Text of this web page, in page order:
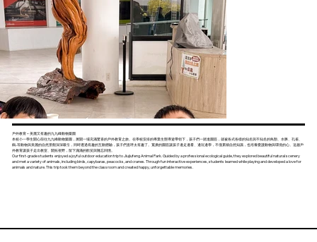
戶外教育 – 美麗又有趣的九九峰動物樂園
本校小一學生開心前往九九峰動物樂園，展開一場充滿驚喜的戶外教育之旅。在學校安排的專業生態導遊帶領下，孩子們一踏進園區，就被各式各樣的知名與不知名的鳥類、水豚、孔雀、
鶴..等動物與美麗的自然景觀深深吸引，同時透過有趣的互動體驗，孩子們直呼太有趣了。寬廣的園區讓孩子邊走邊看、邊玩邊學，不僅累積自然知識，也培養愛護動物與環境的心。這趟戶
外教育讓孩子走出教室、開拓視野，留下滿滿的歡笑與難忘回憶。
Our first-grade students enjoyed a joyful outdoor education trip to Jiujiufeng Animal Park. Guided by a professional ecological guide, they explored beautiful natural scenery
and met a variety of animals, including birds, capybaras, peacocks, and cranes. Through fun interactive experiences, students learned while playing and developed a love for
animals and nature. This trip took them beyond the classroom and created happy, unforgettable memories.